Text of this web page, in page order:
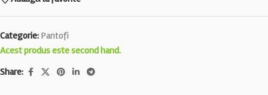
Categorie: Pantofi
Acest produs este second hand.
Share: